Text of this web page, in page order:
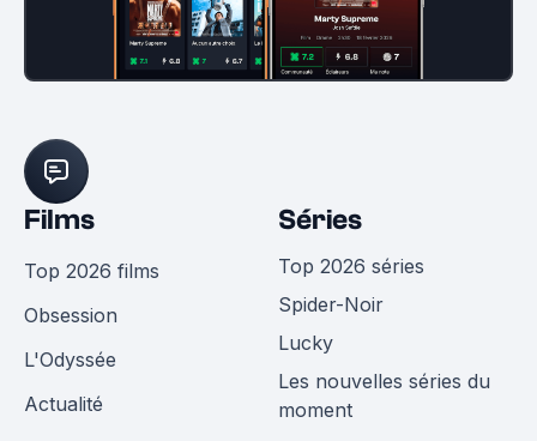
Films
Top 2026 films
Obsession
L'Odyssée
Actualité
Séries
Top 2026 séries
Spider-Noir
Lucky
Les nouvelles séries du
moment